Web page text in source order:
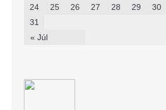
« Júl
24
25 26 27 28 29
30
31